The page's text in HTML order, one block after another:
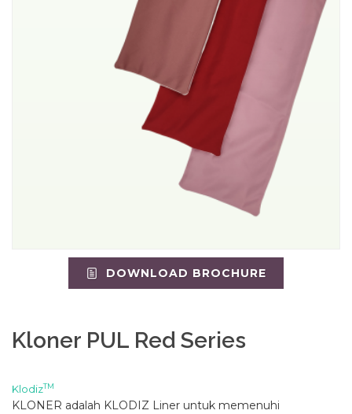
DOWNLOAD BROCHURE
Kloner PUL Red Series
KlodizTM
KLONER adalah KLODIZ Liner untuk memenuhi